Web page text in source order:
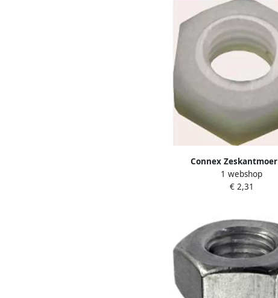
Connex
Polyamide 20St Pa
1 webshop
€ 2,31